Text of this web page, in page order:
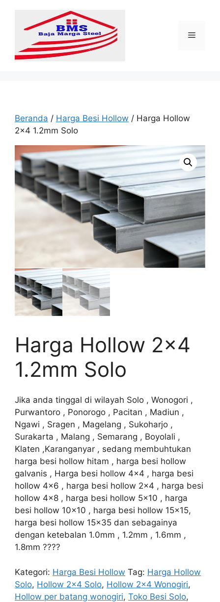
Menu
Beranda / Harga Besi Hollow / Harga Hollow
2×4 1.2mm Solo
Harga Hollow 2×4
1.2mm Solo
Jika anda tinggal di wilayah Solo , Wonogori ,
Purwantoro , Ponorogo , Pacitan , Madiun ,
Ngawi , Sragen , Magelang , Sukoharjo ,
Surakarta , Malang , Semarang , Boyolali ,
Klaten ,Karanganyar , sedang membuhtukan
harga besi hollow hitam , harga besi hollow
galvanis , Harga besi hollow 4×4 , harga besi
hollow 4×6 , harga besi hollow 2×4 , harga besi
hollow 4×8 , harga besi hollow 5×10 , harga
besi hollow 10×10 , harga besi hollow 15×15,
harga besi hollow 15×35 dan sebagainya
dengan ketebalan 1.0mm , 1.2mm , 1.6mm ,
1.8mm ????
Kategori: Harga Besi Hollow Tag: Harga Hollow
Solo, Hollow 2x4 Solo, Hollow 2x4 Wonogiri,
Hollow per batang wonogiri, Toko Besi Solo,